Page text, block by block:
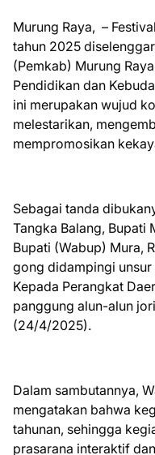
Murung Raya, –
tahun 2025
(Pemkab) Murung
Pendidikan dan
ini merupakan wujud
melestarikan,
mempromosikan
Sebagai tanda
Tangka Balang, Bupati
Bupati (Wabup) Mura,
gong didampingi
Kepada Perangkat
panggung alun-alun
(24/4/2025).
Dalam sambutannya,
mengatakan bahwa
tahunan, sehingga
prasarana interaktif